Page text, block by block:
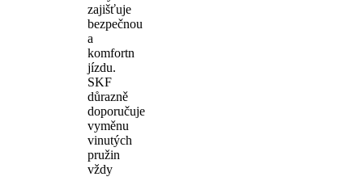
zajišťuje
bezpečnou
a
komfortn
jízdu.
SKF
důrazně
doporučuje
vyměnu
vinutých
pružin
vždy